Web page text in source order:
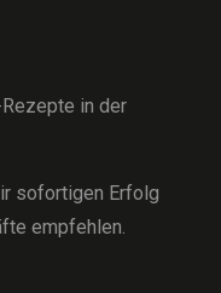
in der
sofortigen Erfolg
empfehlen.